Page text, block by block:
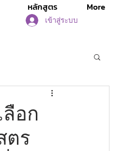
หลักสูตร More
เข้าสู่ระบบ
อก
ตร